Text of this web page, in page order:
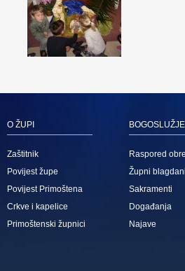
O ŽUPI
Zaštitnik
Povijest župe
Povijest Primoštena
Crkve i kapelice
Primoštenski župnici
BOGOSLUŽJE
Raspored
Župni blagdani
Sakramenti
Događanja
Najave